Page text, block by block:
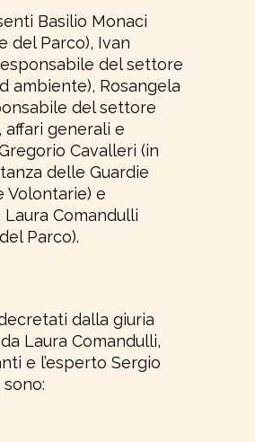
Basilio Monaci
del Parco), Ivan
del settore
ambiente), Rosangela
del settore
affari generali e
Cavalleri (in
delle Guardie
Volontarie) e
Laura Comandulli
Parco).
dalla giuria
Laura Comandulli,
e l’esperto Sergio